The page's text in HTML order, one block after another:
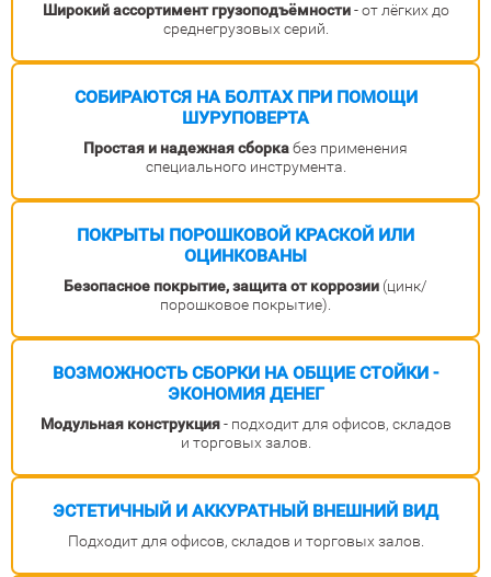
Широкий ассортимент грузоподъёмности- от лёгких до
среднегрузовых серий.
СОБИРАЮТСЯ НА БОЛТАХПРИ ПОМОЩИ
ШУРУПОВЕРТА
Простая и надежная сборкабез применения
специального инструмента.
ПОКРЫТЫ ПОРОШКОВОЙ КРАСКОЙ ИЛИ
ОЦИНКОВАНЫ
Безопасное покрытие,защита от коррозии (цинк/
порошковое покрытие).
ВОЗМОЖНОСТЬ СБОРКИ НА ОБЩИЕ СТОЙКИ -
ЭКОНОМИЯ ДЕНЕГ
Модульная конструкция- подходит для офисов, складов
и торговых залов.
ЭСТЕТИЧНЫЙ И АККУРАТНЫЙ ВНЕШНИЙ ВИД
Подходит для офисов, складов и торговых залов.